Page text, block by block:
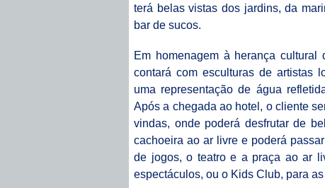
terá belas vistas dos jardins, da
bar de sucos.
Em homenagem à herança
contará com esculturas de artistas
uma representação de água
Após a chegada ao hotel, o cliente
vindas, onde poderá desfrutar de
cachoeira ao ar livre e poderá
de jogos, o teatro e a praça ao ar
espectáculos, ou o Kids Club, para